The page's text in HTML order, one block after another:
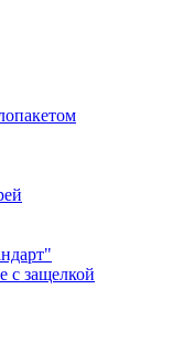
с защелкой